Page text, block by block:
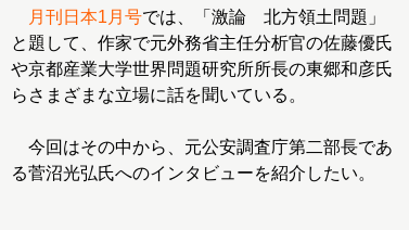
月刊日本1月号では、「激論 北方領土問題」
と題して、作家で元外務省主任分析官の佐藤優氏
や京都産業大学世界問題研究所所長の東郷和彦氏
らさまざまな立場に話を聞いている。
今回はその中から、元公安調査庁第二部長であ
る菅沼光弘氏へのインタビューを紹介したい。